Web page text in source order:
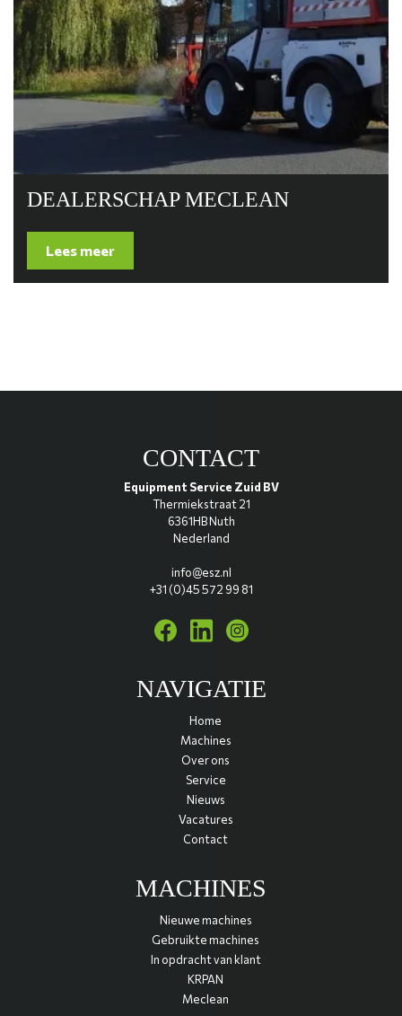
DEALERSCHAP MECLEAN
Lees meer
CONTACT
Equipment Service Zuid BV
Thermiekstraat 21
6361HB Nuth
Nederland
info@esz.nl
+31 (0)45 572 99 81
NAVIGATIE
Home
Machines
Over ons
Service
Nieuws
Vacatures
Contact
MACHINES
Nieuwe machines
Gebruikte machines
In opdracht van klant
KRPAN
Meclean